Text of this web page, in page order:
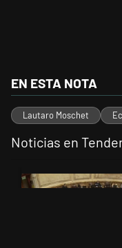
EN ESTA NOTA
Lautaro Moschet
Noticias en
Un artículo de